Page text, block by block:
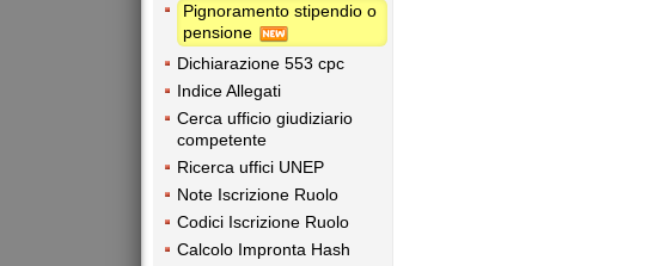
Pignoramento stipendio o
pensione
Dichiarazione 553 cpc
Indice Allegati
Cerca ufficio giudiziario
competente
Ricerca uffici UNEP
Note Iscrizione Ruolo
Codici Iscrizione Ruolo
Calcolo Impronta Hash